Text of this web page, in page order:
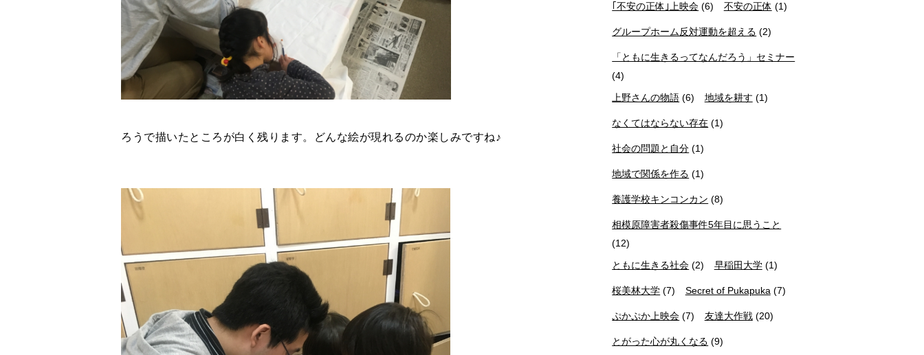
ろうで描いたところが白く残ります。どんな絵が現れるのか楽しみですね♪
｢不安の正体｣上映会 (6) 不安の正体 (1)
グループホーム反対運動を超える (2)
「ともに生きるってなんだろう」セミナー
(4)
上野さんの物語 (6) 地域を耕す (1)
なくてはならない存在 (1)
社会の問題と自分 (1)
地域で関係を作る (1)
養護学校キンコンカン (8)
相模原障害者殺傷事件5年目に思うこと
(12)
ともに生きる社会 (2) 早稲田大学(1)
桜美林大学 (7) Secret of Pukapuka(7)
ぷかぷか上映会 (7) 友達大作戦(20)
とがった心が丸くなる (9)